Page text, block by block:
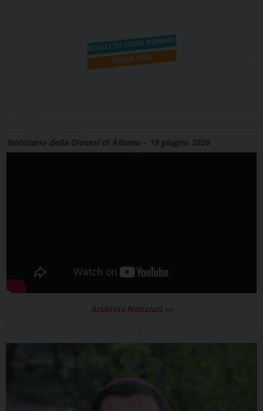
Notiziario della Diocesi di Albano – 18 giugno 2026
Archivio Notiziari >>